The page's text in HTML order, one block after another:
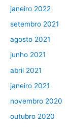
janeiro 2022
setembro 2021
agosto 2021
junho 2021
abril 2021
janeiro 2021
novembro 2020
outubro 2020